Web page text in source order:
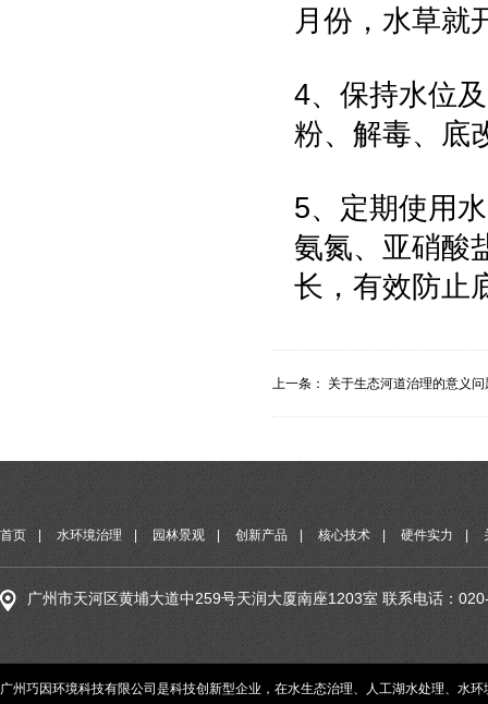
月份，水草就
4、保持水位
粉、解毒、底
5、定期使用
氨氮、亚硝酸
长，有效防止
上一条： 关于生态河道治理的意义问
首页 水环境治理 园林景观 创新产品 核心技术 硬件实力
广州市天河区黄埔大道中259号天润大厦南座1203室 联系电话：
广州巧因环境科技有限公司是科技创新型企业，在水生态治理、人工湖水处理、水